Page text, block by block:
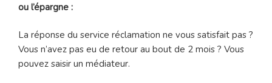
ou l’épargne :
La réponse du service réclamation ne vous satisfait pas ?
Vous n’avez pas eu de retour au bout de 2 mois ? Vous
pouvez saisir un médiateur.